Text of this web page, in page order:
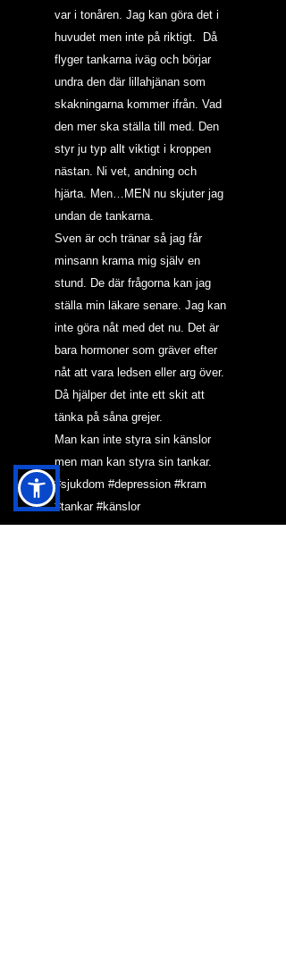
var i tonåren. Jag kan göra det i
huvudet men inte på riktigt.  Då
flyger tankarna iväg och börjar
undra den där lillahjänan som
skakningarna kommer ifrån. Vad
den mer ska ställa till med. Den
styr ju typ allt viktigt i kroppen
nästan. Ni vet, andning och
hjärta. Men…MEN nu skjuter jag
undan de tankarna.
Sven är och tränar så jag får
minsann krama mig själv en
stund. De där frågorna kan jag
ställa min läkare senare. Jag kan
inte göra nåt med det nu. Det är
bara hormoner som gräver efter
nåt att vara ledsen eller arg över.
Då hjälper det inte ett skit att
tänka på såna grejer.
Man kan inte styra sin känslor
men man kan styra sin tankar.
#sjukdom #depression #kram
#tankar #känslor